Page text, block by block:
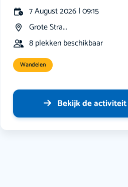
7 August 2026 | 09:15
Grote Stra...
8 plekken beschikbaar
Wandelen
Bekijk de activiteit